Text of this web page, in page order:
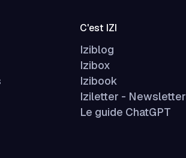
C'est IZI
Iziblog
Izibox
Izibook
Iziletter - Newsletter
Le guide ChatGPT